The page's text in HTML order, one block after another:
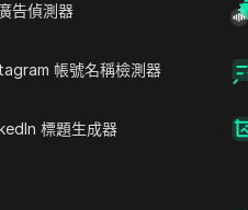
告偵測器
帳號名稱檢測器
標題生成器
應用 AI 開發者工具